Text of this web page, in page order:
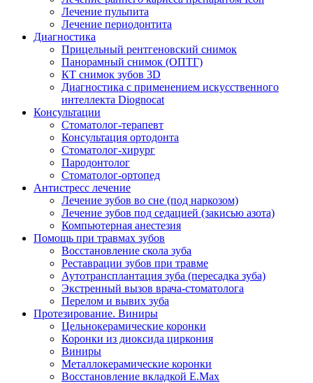
Лечение пульпита
Лечение периодонтита
Диагностика
Прицельный рентгеновский снимок
Панорамный снимок (ОПТГ)
КТ снимок зубов 3D
Диагностика с применением искусственного
интеллекта Diognocat
Консультации
Стоматолог-терапевт
Консультация ортодонта
Стоматолог-хирург
Пародонтолог
Стоматолог-ортопед
Антистресс лечение
Лечение зубов во сне (под наркозом)
Лечение зубов под седацией (закисью азота)
Компьютерная анестезия
Помощь при травмах зубов
Восстановление скола зуба
Реставрации зубов при травме
Аутотрансплантация зуба (пересадка зуба)
Экстренный вызов врача-стоматолога
Перелом и вывих зуба
Протезирование. Виниры
Цельнокерамические коронки
Коронки из диоксида циркония
Виниры
Металлокерамические коронки
Восстановление вкладкой E.Max